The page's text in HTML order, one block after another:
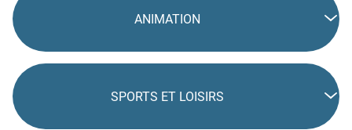
ANIMATION
SPORTS ET LOISIRS